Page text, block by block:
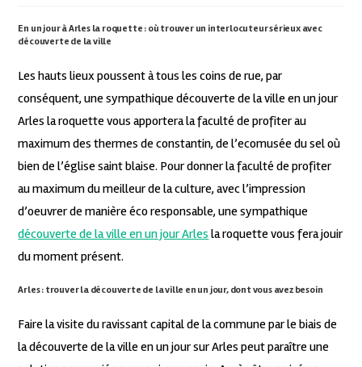
En un jour à Arles la roquette : où trouver un interlocuteur sérieux avec
découverte de la ville
Les hauts lieux poussent à tous les coins de rue, par
conséquent, une sympathique découverte de la ville en un jour
Arles la roquette vous apportera la faculté de profiter au
maximum des thermes de constantin, de l’ecomusée du sel où
bien de l’église saint blaise. Pour donner la faculté de profiter
au maximum du meilleur de la culture, avec l’impression
d’oeuvrer de manière éco responsable, une sympathique
découverte de la ville en un jour Arles la roquette vous fera jouir
du moment présent.
Arles : trouver la découverte de la ville en un jour, dont vous avez besoin
Faire la visite du ravissant capital de la commune par le biais de
la découverte de la ville en un jour sur Arles peut paraître une